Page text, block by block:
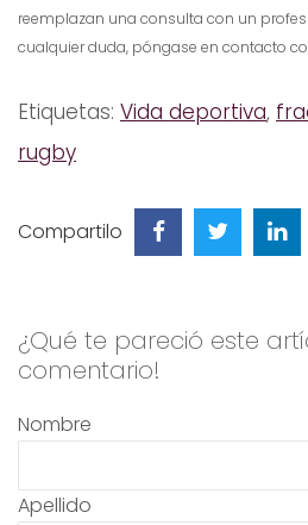
reemplazan una consulta con un
cualquier duda, póngase en contacto
Etiquetas: Vida deportiva,
rugby
Compartilo
¿Qué te pareció este
comentario!
Nombre
Apellido